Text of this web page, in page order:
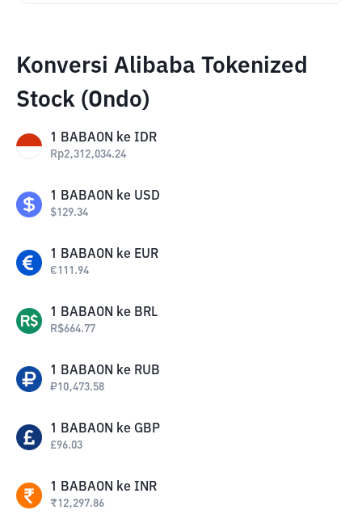
Konversi Alibaba Tokenized
Stock (Ondo)
1 BABAON ke IDR
Rp2,312,034.24
1 BABAON ke USD
$129.34
1 BABAON ke EUR
€111.94
1 BABAON ke BRL
R$664.77
1 BABAON ke RUB
₽10,473.58
1 BABAON ke GBP
£96.03
1 BABAON ke INR
₹12,297.86